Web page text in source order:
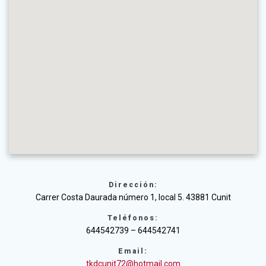
Dirección:
Carrer Costa Daurada número 1, local 5. 43881 Cunit
Teléfonos:
644542739 – 644542741
Email:
tkdcunit72@hotmail.com